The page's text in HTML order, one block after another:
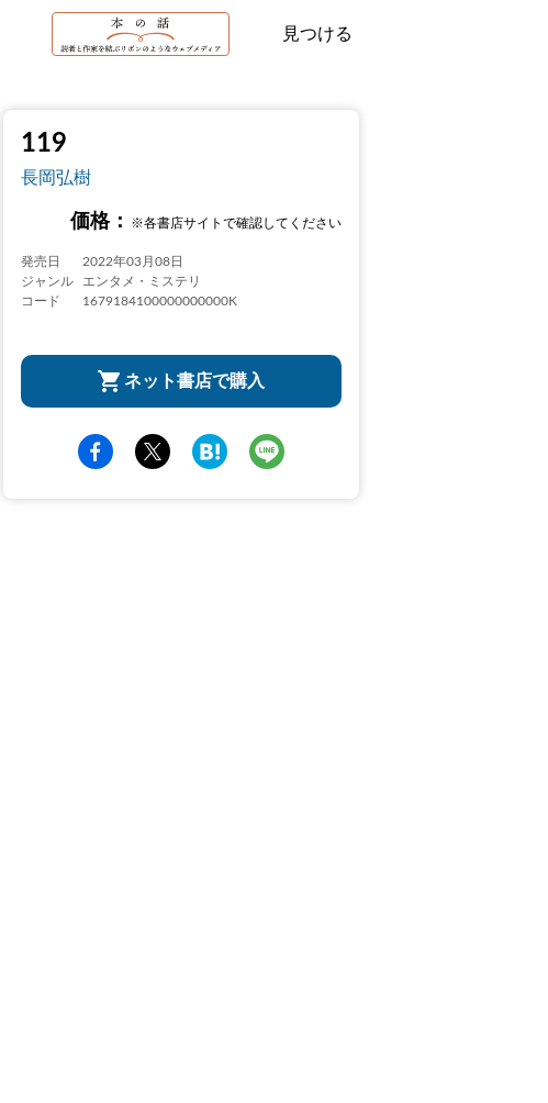
見つける
119
長岡弘樹
価格： ※各書店サイトで確認してください
発売日
2022年03月08日
ジャンル
エンタメ・ミステリ
コード
1679184100000000000K
ネット書店で購入